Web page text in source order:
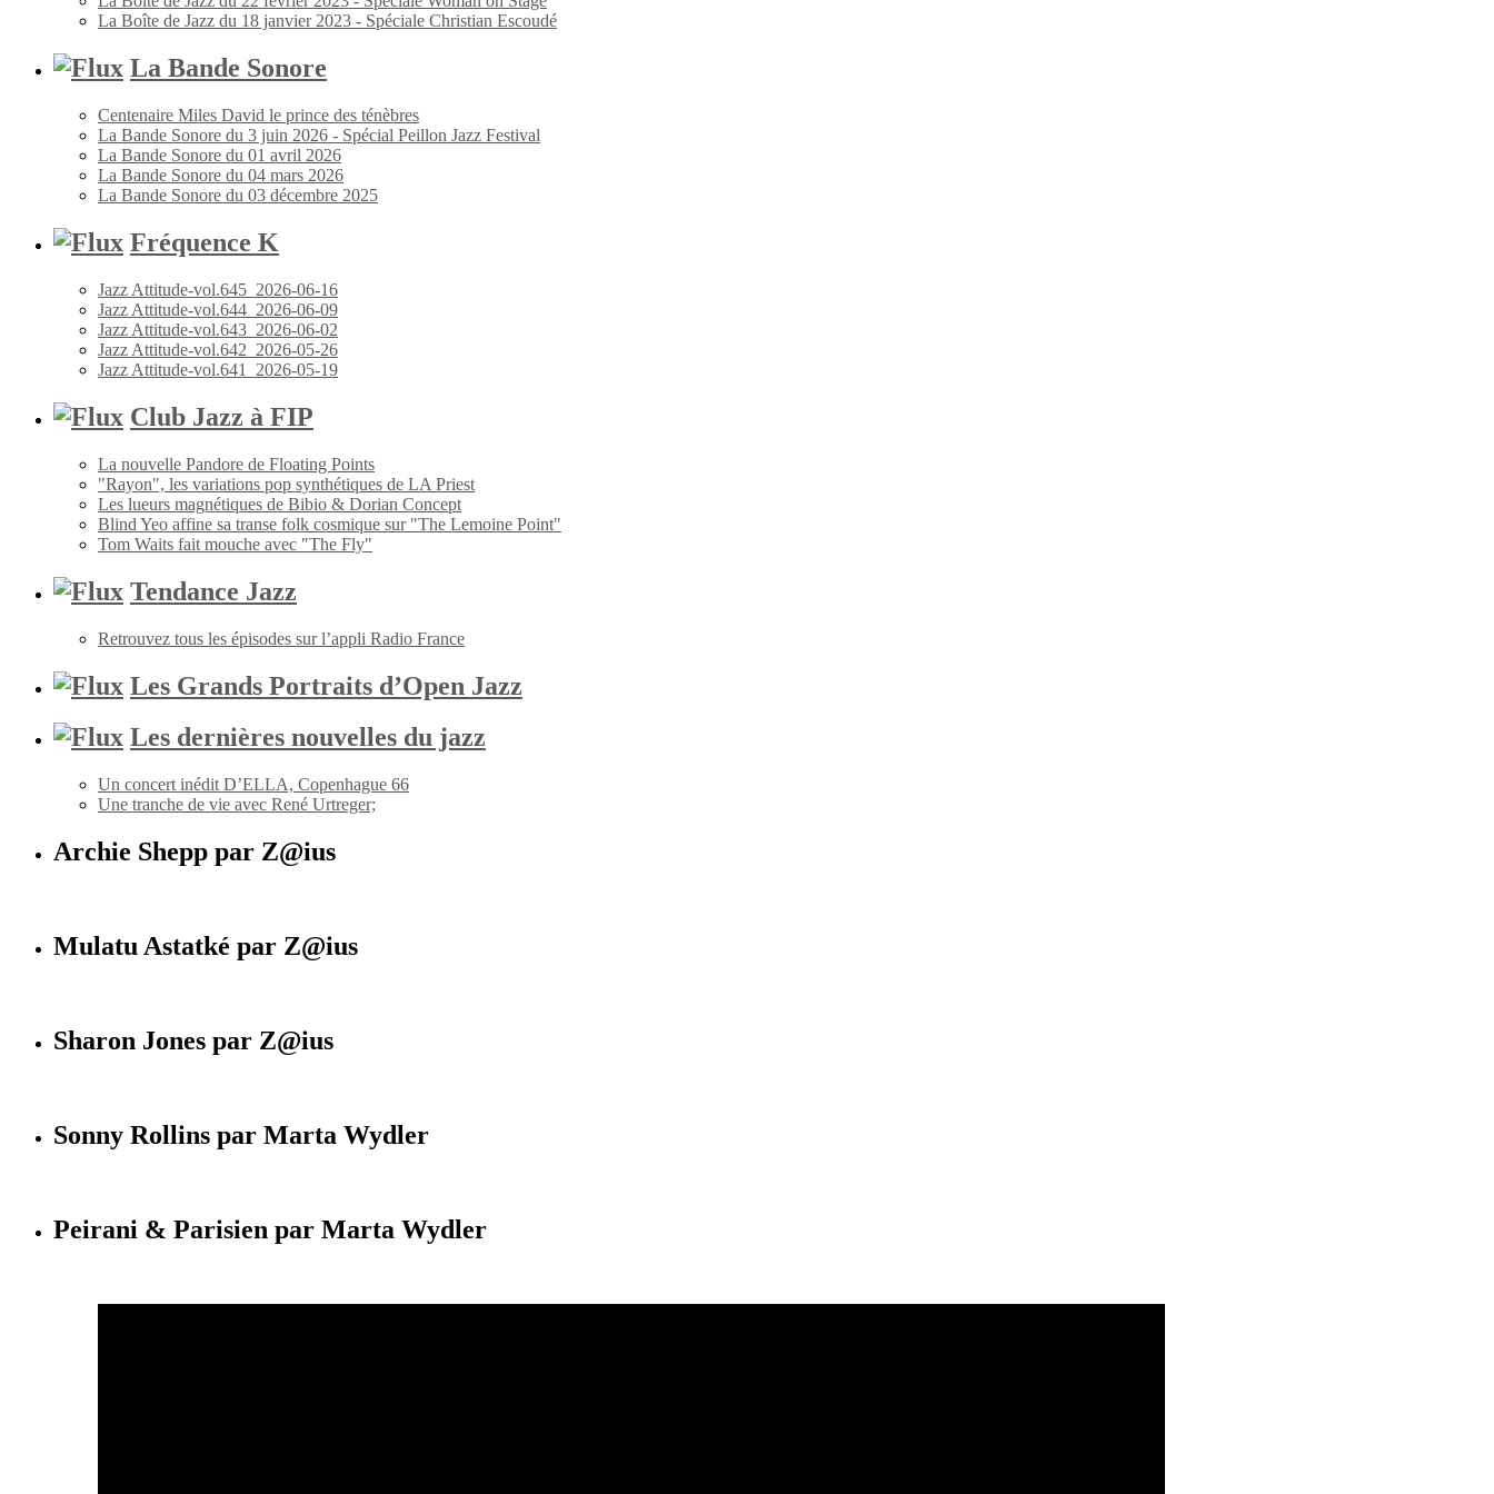
La Boîte de Jazz du 18 janvier 2023 - Spéciale Christian Escoudé
La Bande Sonore
Centenaire Miles David le prince des ténèbres
La Bande Sonore du 3 juin 2026 - Spécial Peillon Jazz Festival
La Bande Sonore du 01 avril 2026
La Bande Sonore du 04 mars 2026
La Bande Sonore du 03 décembre 2025
Fréquence K
Jazz Attitude-vol.645_2026-06-16
Jazz Attitude-vol.644_2026-06-09
Jazz Attitude-vol.643_2026-06-02
Jazz Attitude-vol.642_2026-05-26
Jazz Attitude-vol.641_2026-05-19
Club Jazz à FIP
La nouvelle Pandore de Floating Points
"Rayon", les variations pop synthétiques de LA Priest
Les lueurs magnétiques de Bibio & Dorian Concept
Blind Yeo affine sa transe folk cosmique sur "The Lemoine Point"
Tom Waits fait mouche avec "The Fly"
Tendance Jazz
Retrouvez tous les épisodes sur l’appli Radio France
Les Grands Portraits d’Open Jazz
Les dernières nouvelles du jazz
Un concert inédit D’ELLA, Copenhague 66
Une tranche de vie avec René Urtreger;
Archie Shepp par Z@ius
Mulatu Astatké par Z@ius
Sharon Jones par Z@ius
Sonny Rollins par Marta Wydler
Peirani & Parisien par Marta Wydler